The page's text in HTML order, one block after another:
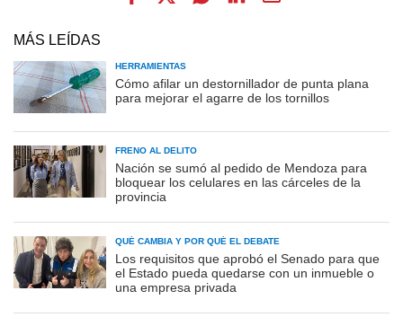
MÁS LEÍDAS
HERRAMIENTAS
Cómo afilar un destornillador de punta plana
para mejorar el agarre de los tornillos
FRENO AL DELITO
Nación se sumó al pedido de Mendoza para
bloquear los celulares en las cárceles de la
provincia
QUÉ CAMBIA Y POR QUÉ EL DEBATE
Los requisitos que aprobó el Senado para que
el Estado pueda quedarse con un inmueble o
una empresa privada